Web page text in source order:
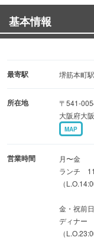
基本情報
最寄駅 堺筋本町駅
所在地
〒541-
大阪府大
MAP
営業時間
月〜金
ランチ
（
金・祝前日
ディナー
（